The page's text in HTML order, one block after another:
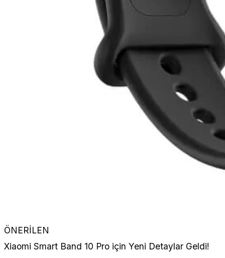
ÖNERİLEN
Xiaomi Smart Band 10 Pro için Yeni Detaylar Geldi!